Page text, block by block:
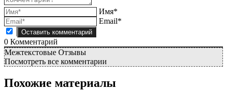
Имя*
Email*
0 Комментарий
Межтекстовые Отзывы
Посмотреть все комментарии
Похожие материалы